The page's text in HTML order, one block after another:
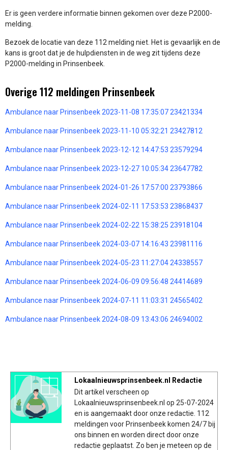
Er is geen verdere informatie binnen gekomen over deze P2000-
melding.
Bezoek de locatie van deze 112 melding niet. Het is gevaarlijk en de
kans is groot dat je de hulpdiensten in de weg zit tijdens deze
P2000-melding in Prinsenbeek.
Overige 112 meldingen Prinsenbeek
Ambulance naar Prinsenbeek 2023-11-08 17:35:07 23421334
Ambulance naar Prinsenbeek 2023-11-10 05:32:21 23427812
Ambulance naar Prinsenbeek 2023-12-12 14:47:53 23579294
Ambulance naar Prinsenbeek 2023-12-27 10:05:34 23647782
Ambulance naar Prinsenbeek 2024-01-26 17:57:00 23793866
Ambulance naar Prinsenbeek 2024-02-11 17:53:53 23868437
Ambulance naar Prinsenbeek 2024-02-22 15:38:25 23918104
Ambulance naar Prinsenbeek 2024-03-07 14:16:43 23981116
Ambulance naar Prinsenbeek 2024-05-23 11:27:04 24338557
Ambulance naar Prinsenbeek 2024-06-09 09:56:48 24414689
Ambulance naar Prinsenbeek 2024-07-11 11:03:31 24565402
Ambulance naar Prinsenbeek 2024-08-09 13:43:06 24694002
Lokaalnieuwsprinsenbeek.nl Redactie
Dit artikel verscheen op
Lokaalnieuwsprinsenbeek.nl op 25-07-2024
en is aangemaakt door onze redactie. 112
meldingen voor Prinsenbeek komen 24/7 bij
ons binnen en worden direct door onze
redactie geplaatst. Zo ben je meteen op de